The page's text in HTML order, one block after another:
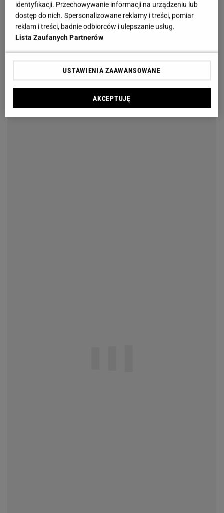
identyfikacji. Przechowywanie informacji na urządzeniu lub
dostęp do nich. Spersonalizowane reklamy i treści, pomiar
reklam i treści, badnie odbiorców i ulepszanie usług.
Lista Zaufanych Partnerów
USTAWIENIA ZAAWANSOWANE
AKCEPTUJĘ